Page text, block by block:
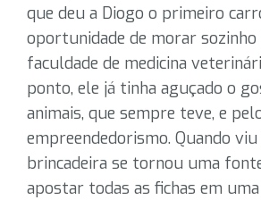
que deu a Diogo o primeiro
oportunidade de morar sozinho
faculdade de medicina
ponto, ele já tinha aguçado o
animais, que sempre teve, e
empreendedorismo. Quando
brincadeira se tornou uma
apostar todas as fichas em